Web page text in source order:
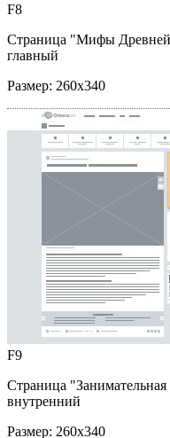
F8
Страница "Мифы
главный
Размер: 260x340
F9
Страница "Занимательная
внутренний
Размер: 260x340